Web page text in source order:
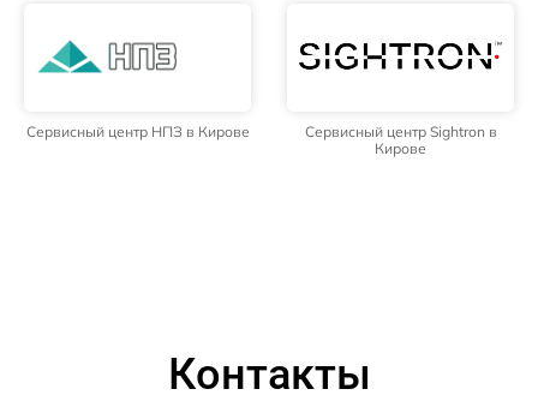
Сервисный центр НПЗ в Кирове
Сервисный центр Sightron в
Кирове
Контакты